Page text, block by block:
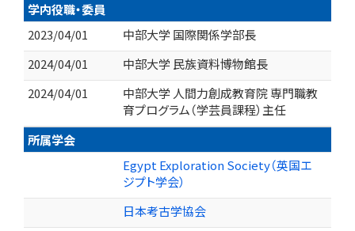
学内役職・委員
2023/04/01
中部大学 国際関係学部長
2024/04/01
中部大学 民族資料博物館長
2024/04/01
中部大学 人間力創成教育院 専門職教
育プログラム（学芸員課程）主任
所属学会
Egypt Exploration Society（英国エ
ジプト学会）
日本考古学協会